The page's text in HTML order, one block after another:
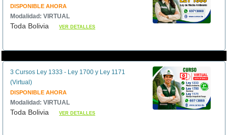
DISPONIBLE AHORA
Modalidad: VIRTUAL
Toda BoliviaVER DETALLES
3 Cursos Ley 1333 - Ley 1700 y Ley 1171
(Virtual)
DISPONIBLE AHORA
Modalidad: VIRTUAL
Toda BoliviaVER DETALLES